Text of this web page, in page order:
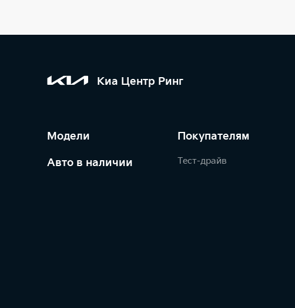
Киа Центр Ринг
Модели
Авто в наличии
Покупателям
Тест-драйв